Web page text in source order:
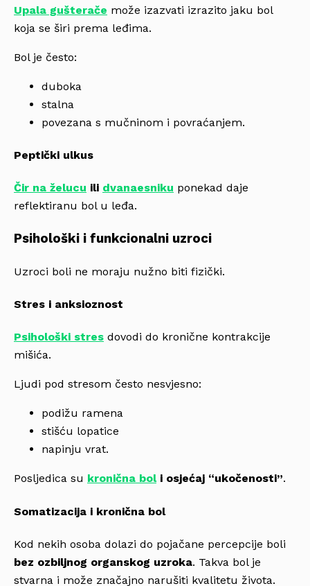
Upala gušterače može izazvati izrazito jaku bol
koja se širi prema leđima.
Bol je često:
duboka
stalna
povezana s mučninom i povraćanjem.
Peptički ulkus
Čir na želucu ili dvanaesniku ponekad daje
reflektiranu bol u leđa.
Psihološki i funkcionalni uzroci
Uzroci boli ne moraju nužno biti fizički.
Stres i anksioznost
Psihološki stres dovodi do kronične kontrakcije
mišića.
Ljudi pod stresom često nesvjesno:
podižu ramena
stišću lopatice
napinju vrat.
Posljedica su kronična boli osjećaj “ukočenosti”.
Somatizacija i kronična bol
Kod nekih osoba dolazi do pojačane percepcije boli
bez ozbiljnog organskog uzroka. Takva bol je
stvarna i može značajno narušiti kvalitetu života.